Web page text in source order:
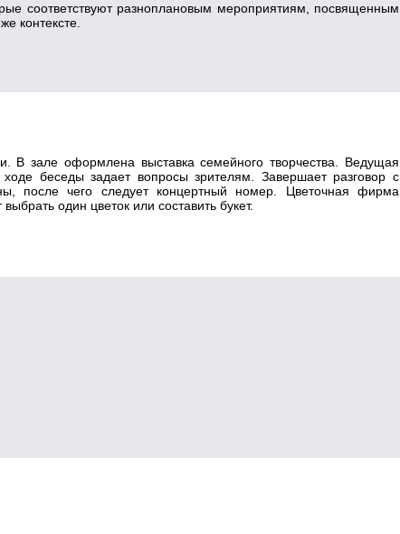
соответ­ствуют разноплановым мероприятиям, посвященным
контексте.
В зале оформлена выставка семейного творчества. Ведущая
беседы задает вопросы зрителям. Завершает разговор с
после чего следует концертный номер. Цветочная фирма
один цветок или составить букет.